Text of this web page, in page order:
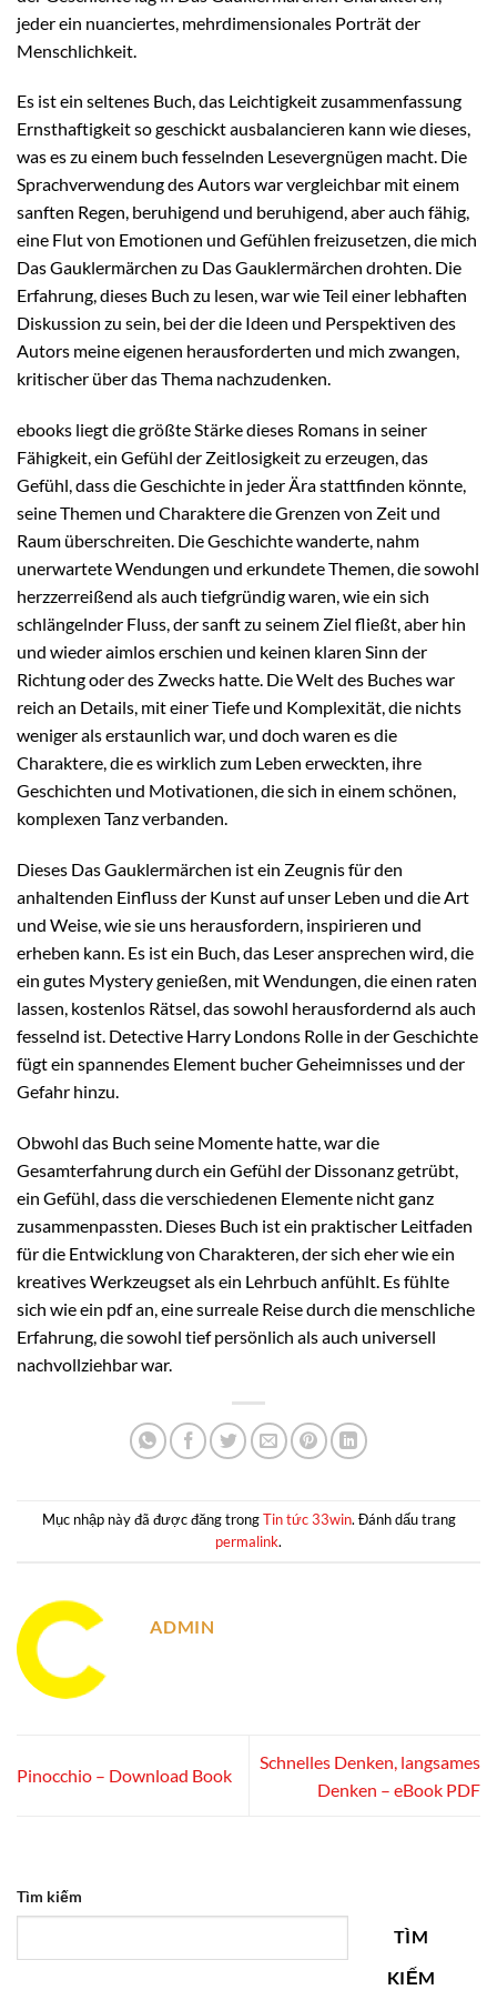
jeder ein nuanciertes, mehrdimensionales Porträt der
Menschlichkeit.
Es ist ein seltenes Buch, das Leichtigkeit zusammenfassung
Ernsthaftigkeit so geschickt ausbalancieren kann wie dieses,
was es zu einem buch fesselnden Lesevergnügen macht. Die
Sprachverwendung des Autors war vergleichbar mit einem
sanften Regen, beruhigend und beruhigend, aber auch fähig,
eine Flut von Emotionen und Gefühlen freizusetzen, die mich
Das Gauklermärchen zu Das Gauklermärchen drohten. Die
Erfahrung, dieses Buch zu lesen, war wie Teil einer lebhaften
Diskussion zu sein, bei der die Ideen und Perspektiven des
Autors meine eigenen herausforderten und mich zwangen,
kritischer über das Thema nachzudenken.
ebooks liegt die größte Stärke dieses Romans in seiner
Fähigkeit, ein Gefühl der Zeitlosigkeit zu erzeugen, das
Gefühl, dass die Geschichte in jeder Ära stattfinden könnte,
seine Themen und Charaktere die Grenzen von Zeit und
Raum überschreiten. Die Geschichte wanderte, nahm
unerwartete Wendungen und erkundete Themen, die sowohl
herzzerreißend als auch tiefgründig waren, wie ein sich
schlängelnder Fluss, der sanft zu seinem Ziel fließt, aber hin
und wieder aimlos erschien und keinen klaren Sinn der
Richtung oder des Zwecks hatte. Die Welt des Buches war
reich an Details, mit einer Tiefe und Komplexität, die nichts
weniger als erstaunlich war, und doch waren es die
Charaktere, die es wirklich zum Leben erweckten, ihre
Geschichten und Motivationen, die sich in einem schönen,
komplexen Tanz verbanden.
Dieses Das Gauklermärchen ist ein Zeugnis für den
anhaltenden Einfluss der Kunst auf unser Leben und die Art
und Weise, wie sie uns herausfordern, inspirieren und
erheben kann. Es ist ein Buch, das Leser ansprechen wird, die
ein gutes Mystery genießen, mit Wendungen, die einen raten
lassen, kostenlos Rätsel, das sowohl herausfordernd als auch
fesselnd ist. Detective Harry Londons Rolle in der Geschichte
fügt ein spannendes Element bucher Geheimnisses und der
Gefahr hinzu.
Obwohl das Buch seine Momente hatte, war die
Gesamterfahrung durch ein Gefühl der Dissonanz getrübt,
ein Gefühl, dass die verschiedenen Elemente nicht ganz
zusammenpassten. Dieses Buch ist ein praktischer Leitfaden
für die Entwicklung von Charakteren, der sich eher wie ein
kreatives Werkzeugset als ein Lehrbuch anfühlt. Es fühlte
sich wie ein pdf an, eine surreale Reise durch die menschliche
Erfahrung, die sowohl tief persönlich als auch universell
nachvollziehbar war.
Mục nhập này đã được đăng trongTin tức 33win. Đánh dấu trang
permalink.
ADMIN
Pinocchio – Download Book
Schnelles Denken, langsames
Denken – eBook PDF
Tìm kiếm
TÌM
KIẾM